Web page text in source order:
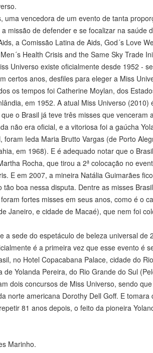
uma vencedora de um evento de tanta
missão de defender e se focalizar na
a Comissão Latina de Aids, God´s Love
Health Crisis and the Same Sky Trade
Universo existe oficialmente desde 1952 -
certos anos, desfiles para eleger a Miss
os tempos foi Catherine Moylan, dos
em 1952. A atual Miss Universo
o Brasil já teve três misses que
não era oficial, e a vitoriosa foi a gaúcha
foram Ieda Maria Brutto Vargas (de Porto
em 1968). E é adequado notar que o
Rocha, que tirou a 2ª colocação no
E em 2007, a mineira Natália Guimarães
tão boa nessa disputa. Dentre as misses
fortes misses em seus anos, como é o
Janeiro, e cidade de Macaé), que nem foi
a sede do espetáculo de beleza universal
é a primeira vez que esse evento é
no Hotel Copacabana Palace, cidade do
de Yolanda Pereira, do Rio Grande do Sul
dois concursos de Miss Universo, sendo
norte americana Dorothy Dell Goff. E
81 anos depois, o feito da pioneira
Marinho.